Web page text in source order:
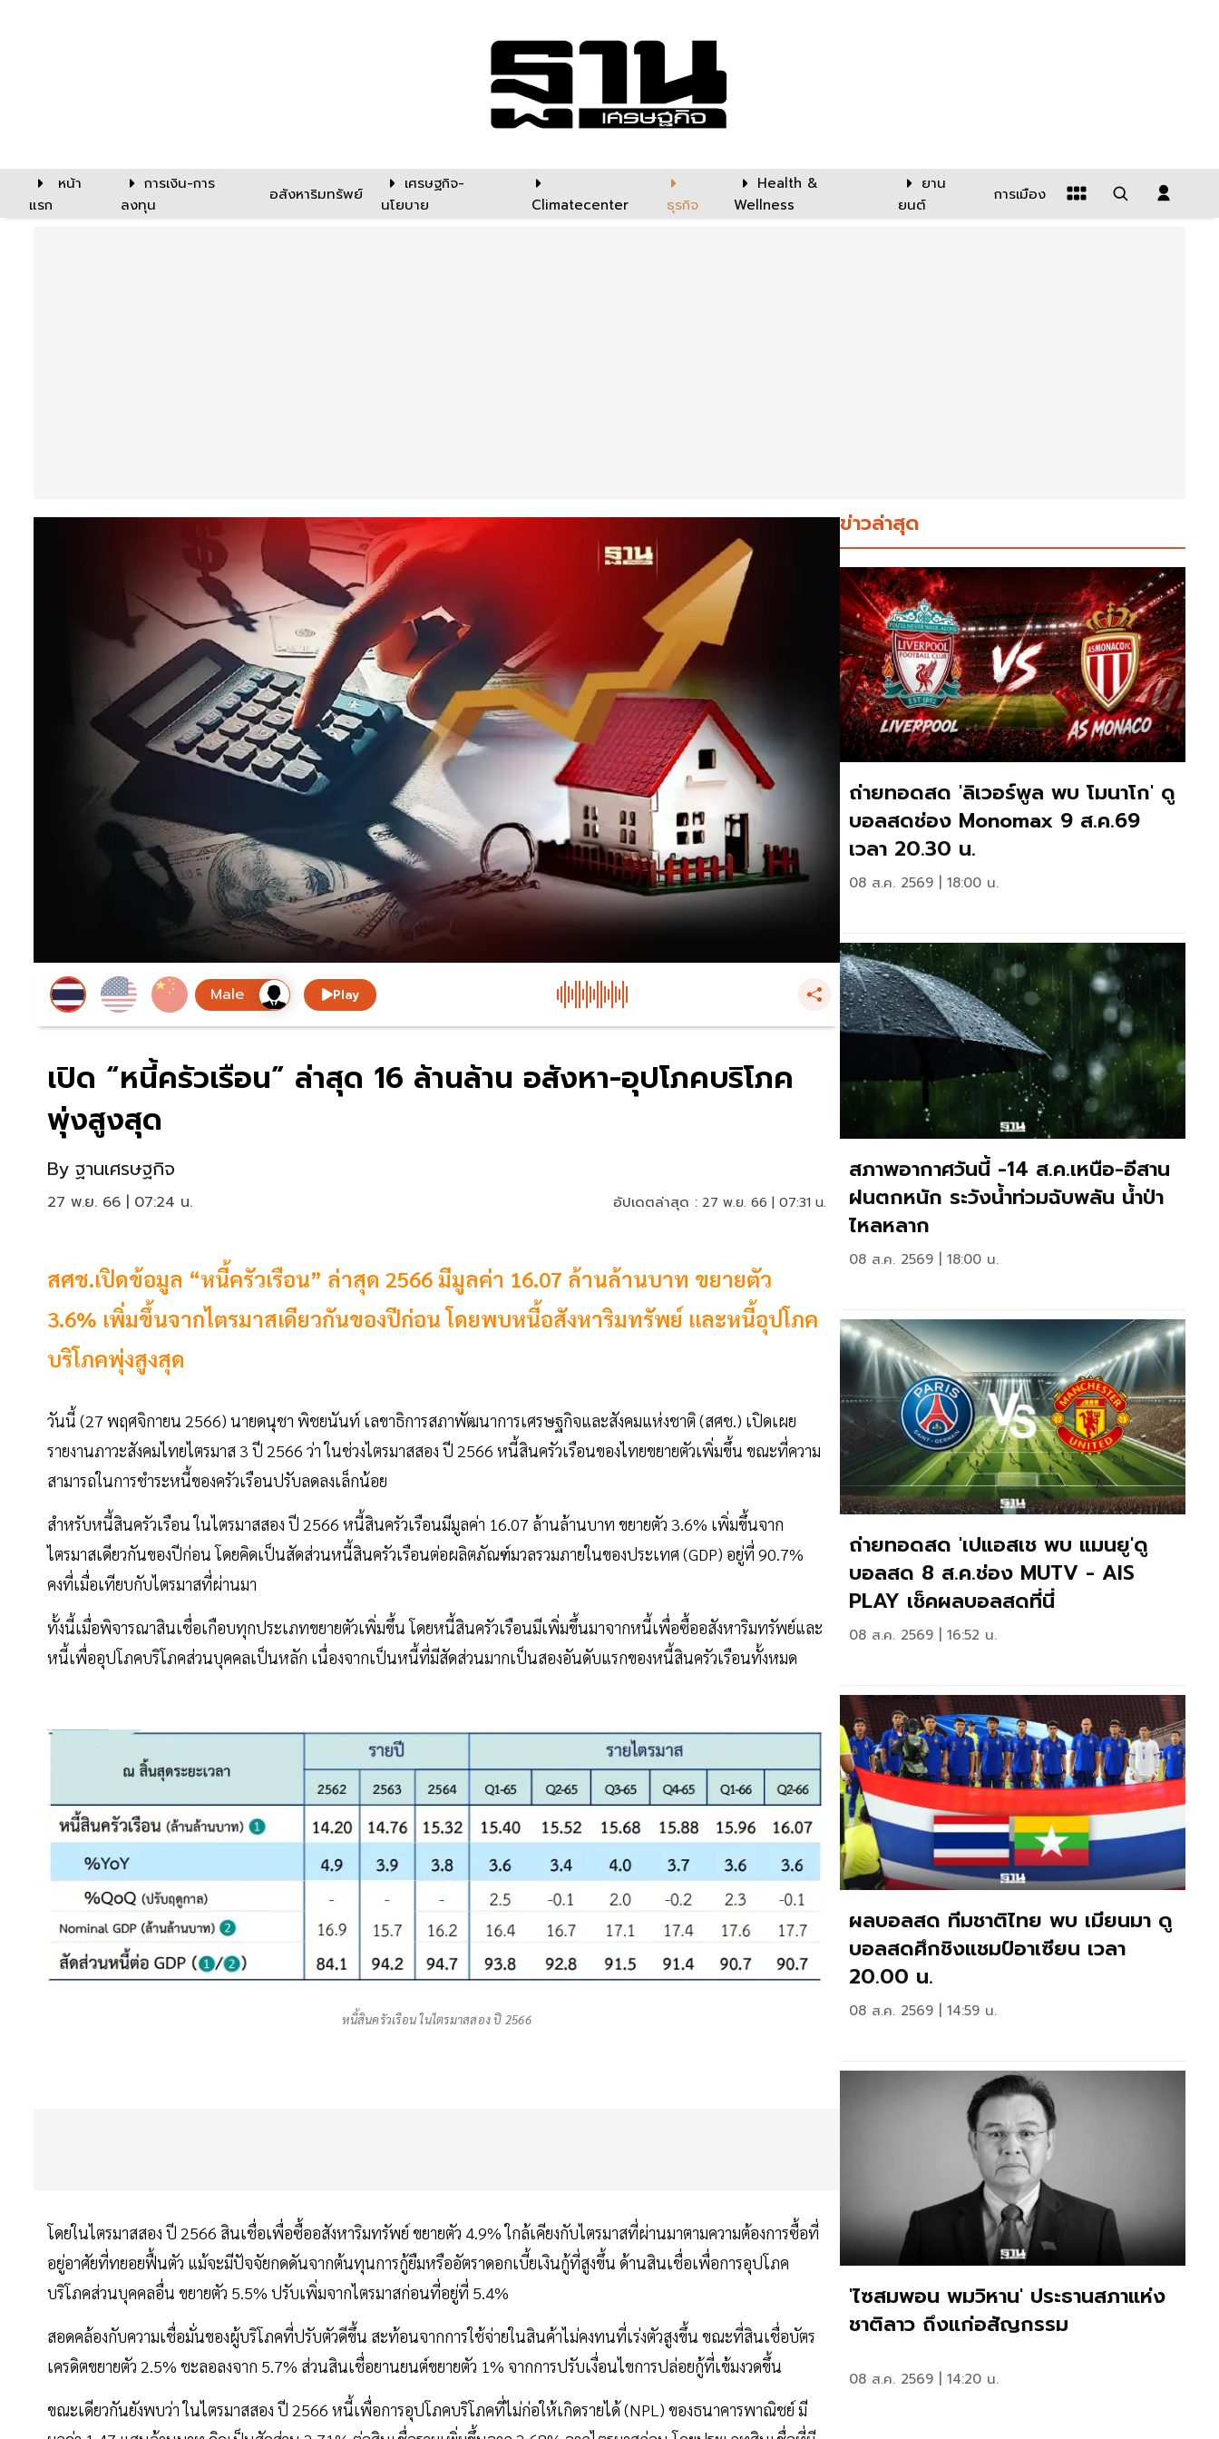
หน้า
แรก
การเงิน-การ
ลงทุน
อสังหาริมทรัพย์
เศรษฐกิจ-
นโยบาย
Climatecenter ธุรกิจ
Health &
Wellness
ยาน
ยนต์
การเมือง
Play
เปิด “หนี้ครัวเรือน” ล่าสุด 16 ล้านล้าน อสังหา-อุปโภคบริโภค
พุ่งสูงสุด
By ฐานเศรษฐกิจ
27 พ.ย. 66 | 07:24 น. อัปเดตล่าสุด : 27 พ.ย. 66 | 07:31 น.
สศช.เปิดข้อมูล “หนี้ครัวเรือน” ล่าสุด 2566 มีมูลค่า 16.07 ล้านล้านบาท ขยายตัว
3.6% เพิ่มขึ้นจากไตรมาสเดียวกันของปีก่อน โดยพบหนี้อสังหาริมทรัพย์ และหนี้อุปโภค
บริโภคพุ่งสูงสุด
วันนี้ (27 พฤศจิกายน 2566) นายดนุชา พิชยนันท์ เลขาธิการสภาพัฒนาการเศรษฐกิจและสังคมแห่งชาติ (สศช.) เปิดเผย
รายงานภาวะสังคมไทยไตรมาส 3 ปี 2566 ว่า ในช่วงไตรมาสสอง ปี 2566 หนี้สินครัวเรือนของไทยขยายตัวเพิ่มขึ้น ขณะที่ความ
สามารถในการชำระหนี้ของครัวเรือนปรับลดลงเล็กน้อย
สำหรับหนี้สินครัวเรือน ในไตรมาสสอง ปี 2566 หนี้สินครัวเรือนมีมูลค่า 16.07 ล้านล้านบาท ขยายตัว 3.6% เพิ่มขึ้นจาก
ไตรมาสเดียวกันของปีก่อน โดยคิดเป็นสัดส่วนหนี้สินครัวเรือนต่อผลิตภัณฑ์มวลรวมภายในของประเทศ (GDP) อยู่ที่ 90.7%
คงที่เมื่อเทียบกับไตรมาสที่ผ่านมา
ทั้งนี้เมื่อพิจารณาสินเชื่อเกือบทุกประเภทขยายตัวเพิ่มขึ้น โดยหนี้สินครัวเรือนมีเพิ่มขึ้นมาจากหนี้เพื่อซื้ออสังหาริมทรัพย์และ
หนี้เพื่ออุปโภคบริโภคส่วนบุคคลเป็นหลัก เนื่องจากเป็นหนี้ที่มีสัดส่วนมากเป็นสองอันดับแรกของหนี้สินครัวเรือนทั้งหมด
หนี้สินครัวเรือน ในไตรมาสสอง ปี 2566
โดยในไตรมาสสอง ปี 2566 สินเชื่อเพื่อซื้ออสังหาริมทรัพย์ ขยายตัว 4.9% ใกล้เคียงกับไตรมาสที่ผ่านมาตามความต้องการซื้อที่
อยู่อาศัยที่ทยอยฟื้นตัว แม้จะมีปัจจัยกดดันจากต้นทุนการกู้ยืมหรืออัตราดอกเบี้ยเงินกู้ที่สูงขึ้น ด้านสินเชื่อเพื่อการอุปโภค
บริโภคส่วนบุคคลอื่น ขยายตัว 5.5% ปรับเพิ่มจากไตรมาสก่อนที่อยู่ที่ 5.4%
สอดคล้องกับความเชื่อมั่นของผู้บริโภคที่ปรับตัวดีขึ้น สะท้อนจากการใช้จ่ายในสินค้าไม่คงทนที่เร่งตัวสูงขึ้น ขณะที่สินเชื่อบัตร
เครดิตขยายตัว 2.5% ชะลอลงจาก 5.7% ส่วนสินเชื่อยานยนต์ขยายตัว 1% จากการปรับเงื่อนไขการปล่อยกู้ที่เข้มงวดขึ้น
ขณะเดียวกันยังพบว่า ในไตรมาสสอง ปี 2566 หนี้เพื่อการอุปโภคบริโภคที่ไม่ก่อให้เกิดรายได้ (NPL) ของธนาคารพาณิชย์ มี
ข่าวล่าสุด
ถ่ายทอดสด 'ลิเวอร์พูล พบ โมนาโก' ดู
บอลสดช่อง Monomax 9 ส.ค.69
เวลา 20.30 น.
08 ส.ค. 2569 | 18:00 น.
สภาพอากาศวันนี้ -14 ส.ค.เหนือ-อีสาน
ฝนตกหนัก ระวังน้ำท่วมฉับพลัน น้ำป่า
ไหลหลาก
08 ส.ค. 2569 | 18:00 น.
ถ่ายทอดสด 'เปแอสเช พบ แมนยู'ดู
บอลสด 8 ส.ค.ช่อง MUTV - AIS
PLAY เช็คผลบอลสดที่นี่
08 ส.ค. 2569 | 16:52 น.
ผลบอลสด ทีมชาติไทย พบ เมียนมา ดู
บอลสดศึกชิงแชมป์อาเซียน เวลา
20.00 น.
08 ส.ค. 2569 | 14:59 น.
'ไซสมพอน พมวิหาน' ประธานสภาแห่ง
ชาติลาว ถึงแก่อสัญกรรม
08 ส.ค. 2569 | 14:20 น.